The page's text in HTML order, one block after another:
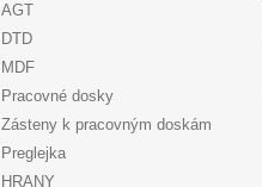
AGT
DTD
MDF
Pracovné dosky
Zásteny k pracovným doskám
Preglejka
HRANY